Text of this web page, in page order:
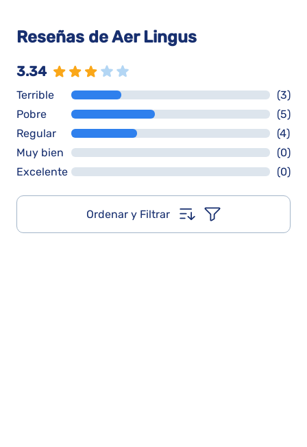
Reseñas de Aer Lingus
3.34
Terrible
(3)
Pobre
(5)
Regular
(4)
Muy bien
(0)
Excelente
(0)
Ordenar y Filtrar